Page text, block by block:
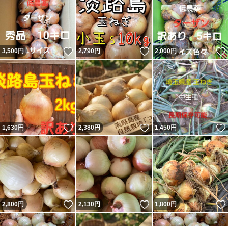
3,500円 いいね！
2,790円 いいね！
2,000円
1,630円 いいね！
2,380円 いいね！
1,450円
2,800円 いいね！
2,130円 いいね！
1,800円